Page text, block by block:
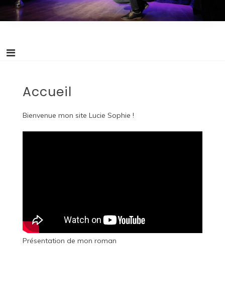
Accueil
Bienvenue mon site Lucie Sophie !
Présentation de mon roman